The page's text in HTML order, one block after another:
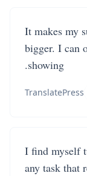
It makes my
bigger. I can
showing.
TranslatePress
I find myself
any task that